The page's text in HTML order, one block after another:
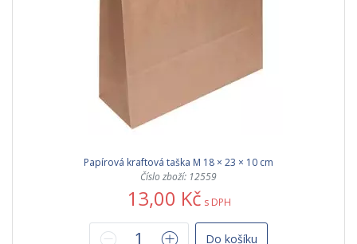
Papírová kraftová taška M 18 × 23 × 10 cm
Číslo zboží: 12559
13,00 Kč s DPH
Do košíku